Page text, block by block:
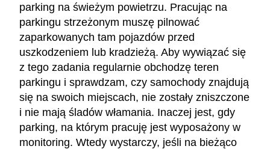
parking na świeżym powietrzu. Pracując na
parkingu strzeżonym muszę pilnować
zaparkowanych tam pojazdów przed
uszkodzeniem lub kradzieżą. Aby wywiązać się
z tego zadania regularnie obchodzę teren
parkingu i sprawdzam, czy samochody znajdują
się na swoich miejscach, nie zostały zniszczone
i nie mają śladów włamania. Inaczej jest, gdy
parking, na którym pracuję jest wyposażony w
monitoring. Wtedy wystarczy, jeśli na bieżąco